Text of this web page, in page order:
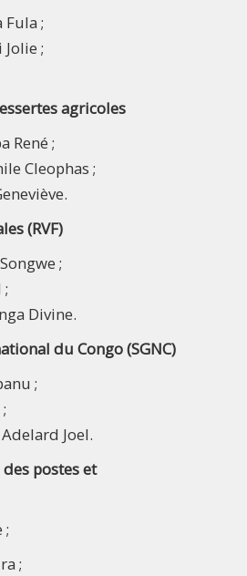
Fula ;
;
agricoles
René ;
Cleophas ;
(RVF)
;
Divine.
du Congo (SGNC)
;
Joel.
postes et
;
;